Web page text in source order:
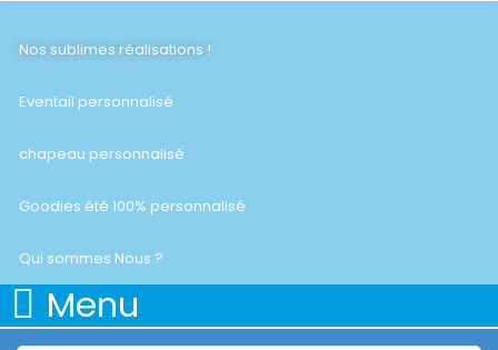
Nos sublimes réalisations !
Eventail personnalisé
chapeau personnalisé
Goodies été 100% personnalisé
Qui sommes Nous ?
Menu